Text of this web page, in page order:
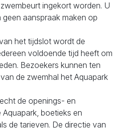
ingekort worden. U
aanspraak maken op
het tijdslot wordt de
voldoende tijd heeft om
Bezoekers kunnen ten
de zwemhal het Aquapark
de openings- en
boetieks en
de tarieven. De directie van